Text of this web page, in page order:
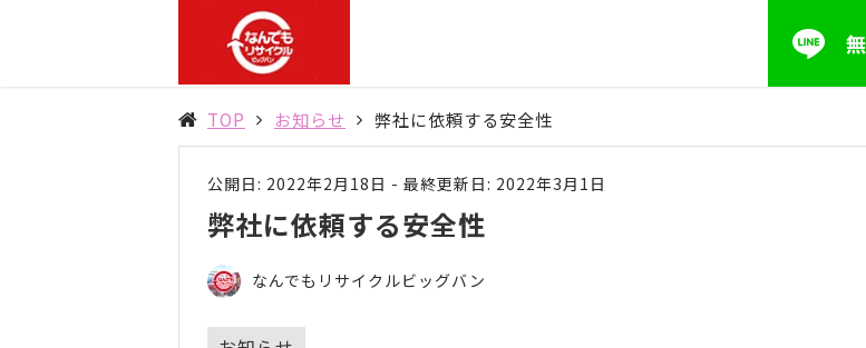
TOP お知らせ 弊社に依頼する安全性
公開日: 2022年2月18日 - 最終更新日: 2022年3月1日
弊社に依頼する安全性
なんでもリサイクルビッグバン